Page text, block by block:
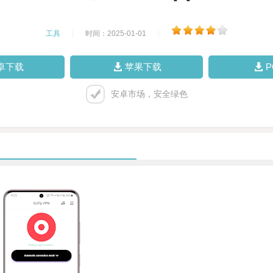
工具 时间：2025-01-01
下载 苹果下载
安卓市场，安全绿色